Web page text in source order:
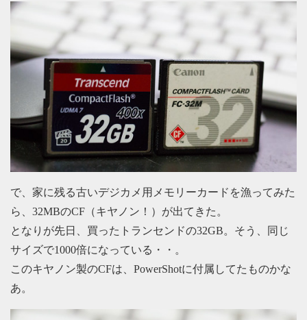
で、家に残る古いデジカメ用メモリーカードを漁ってみた
ら、32MBのCF（キヤノン！）が出てきた。
となりが先日、買ったトランセンドの32GB。そう、同じ
サイズで1000倍になっている・・。
このキヤノン製のCFは、PowerShotに付属してたものかな
あ。